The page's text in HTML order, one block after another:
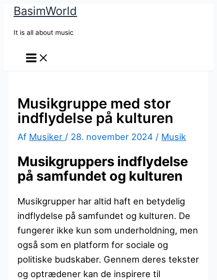
BasimWorld
It is all about music
Musikgruppe med stor
indflydelse på kulturen
Af Musiker / 28. november 2024 / Musik
Musikgruppers indflydelse
på samfundet og kulturen
Musikgrupper har altid haft en betydelig
indflydelse på samfundet og kulturen. De
fungerer ikke kun som underholdning, men
også som en platform for sociale og
politiske budskaber. Gennem deres tekster
og optrædener kan de inspirere til